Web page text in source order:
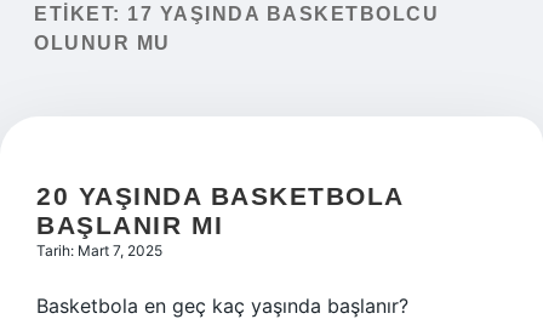
Yasal Uyarı
ETIKET: 17 YAŞINDA BASKETBOLCU
OLUNUR MU
20 YAŞINDA BASKETBOLA
BAŞLANIR MI
Tarih: Mart 7, 2025
Basketbola en geç kaç yaşında başlanır?